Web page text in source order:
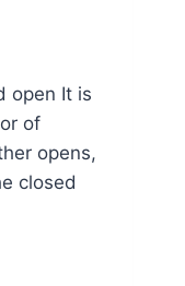
open It is
of
opens,
closed